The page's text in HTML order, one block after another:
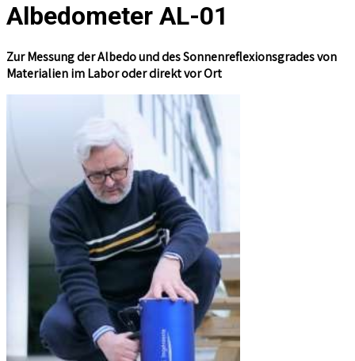
Albedometer AL-01
Zur Messung der Albedo und des Sonnenreflexionsgrades von
Materialien im Labor oder direkt vor Ort